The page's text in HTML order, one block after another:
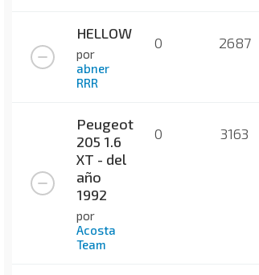
HELLOW
por
abner
RRR
0 2687
Peugeot
205 1.6
XT - del
año
1992
por
Acosta
Team
0 3163